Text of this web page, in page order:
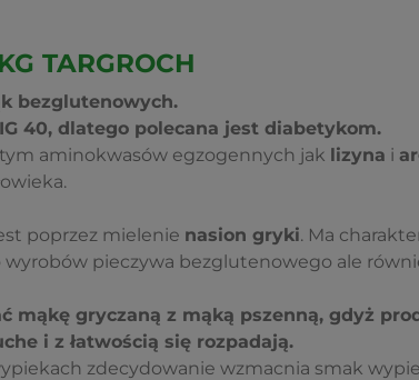
TARGROCH
bezglutenowych.
40, dlatego polecana jest diabetykom.
tym aminokwasów egzogennych jak lizyna i
poprzez mielenie nasion gryki. Ma
wyrobów pieczywa bezglutenowego ale
mąkę gryczaną z mąką pszenną, gdyż
i z łatwością się rozpadają.
zdecydowanie wzmacnia smak